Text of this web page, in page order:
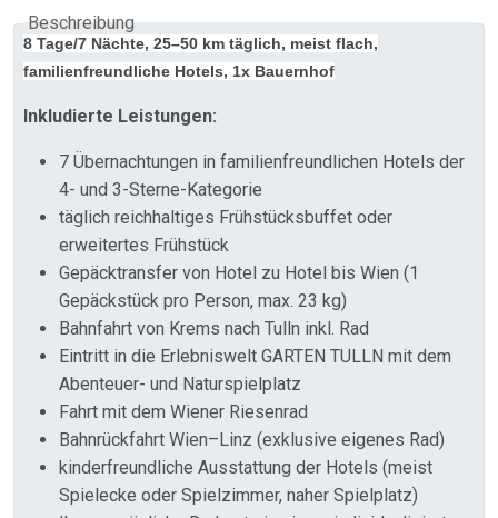
Beschreibung
8 Tage/7 Nächte, 25–50 km täglich, meist flach,
familienfreundliche Hotels, 1x Bauernhof
Inkludierte Leistungen:
7 Übernachtungen in familienfreundlichen Hotels der
4- und 3-Sterne-Kategorie
täglich reichhaltiges Frühstücksbuffet oder
erweitertes Frühstück
Gepäcktransfer von Hotel zu Hotel bis Wien (1
Gepäckstück pro Person, max. 23 kg)
Bahnfahrt von Krems nach Tulln inkl. Rad
Eintritt in die Erlebniswelt GARTEN TULLN mit dem
Abenteuer- und Naturspielplatz
Fahrt mit dem Wiener Riesenrad
Bahnrückfahrt Wien–Linz (exklusive eigenes Rad)
kinderfreundliche Ausstattung der Hotels (meist
Spielecke oder Spielzimmer, naher Spielplatz)